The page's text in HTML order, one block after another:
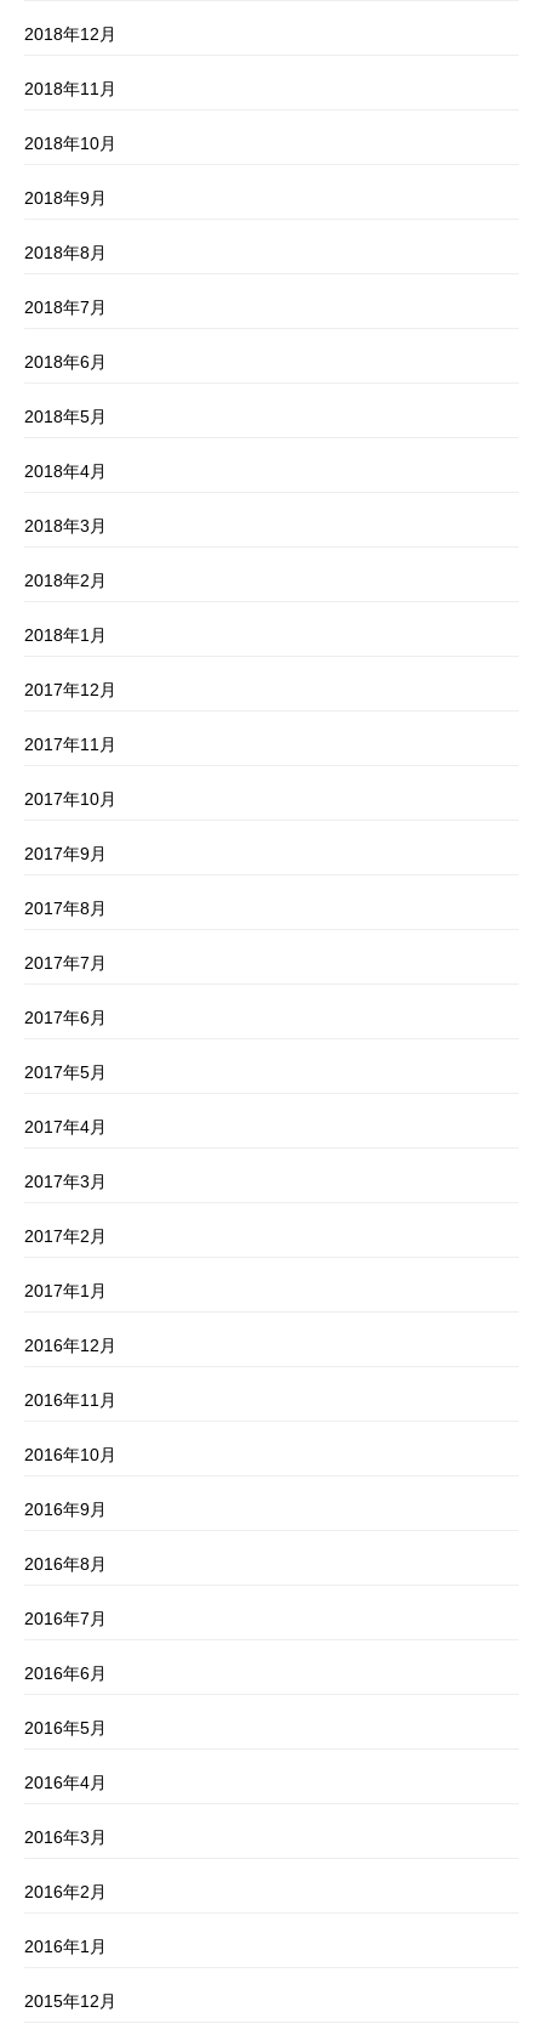
2018年12月
2018年11月
2018年10月
2018年9月
2018年8月
2018年7月
2018年6月
2018年5月
2018年4月
2018年3月
2018年2月
2018年1月
2017年12月
2017年11月
2017年10月
2017年9月
2017年8月
2017年7月
2017年6月
2017年5月
2017年4月
2017年3月
2017年2月
2017年1月
2016年12月
2016年11月
2016年10月
2016年9月
2016年8月
2016年7月
2016年6月
2016年5月
2016年4月
2016年3月
2016年2月
2016年1月
2015年12月